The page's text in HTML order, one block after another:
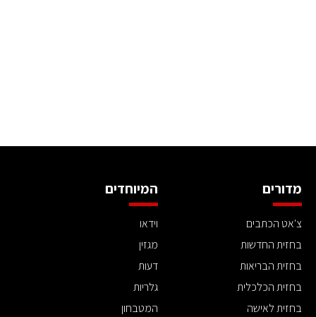
מדורים
צ'אט הכתבים
בחזית החדשות
בחזית הבריאות
בחזית הכלכלית
בחזית לאישה
המיוחדים
וידאו
מגזין
דעות
גלריות
המטבחון